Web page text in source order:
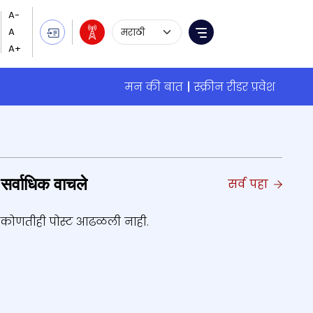
Language Selection
Menu
मन की बात स्क्रीन रीडर प्रवेश
सर्वाधिक वाचले सर्व पहा
कोणतीही पोस्ट आढळली नाही.